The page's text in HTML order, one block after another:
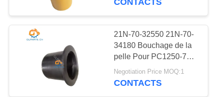
POLITIQUE
CONFIDENTIALITÉ
Pompes
hydrauliques pour
excavatrice
88
CONTACTS
21N-70-32550 21N-70-
34180 Bouchage de la
pelle Pour PC1250-7
PC1250-8 PC1100SP-6
Negotiation Price MOQ:1
CONTACTS